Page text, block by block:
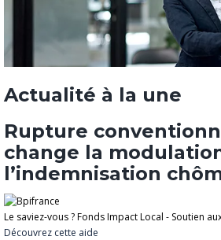
Actualité à la une
Rupture
change la
l’indemnisation
Le saviez-vous ?Fonds Impact Local - Soutien
Découvrez cette aide